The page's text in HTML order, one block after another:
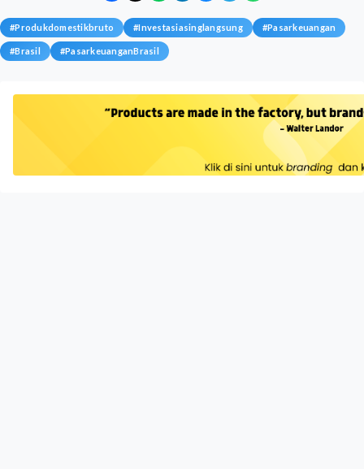
#Produkdomestikbruto #Investasiasinglangsung #Pasarkeuangan
#Brasil #PasarkeuanganBrasil